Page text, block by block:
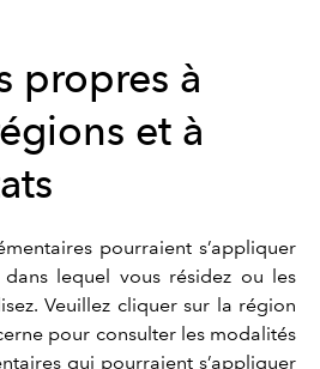
propres à
et à
pourraient s’appliquer
lequel vous résidez ou les
Veuillez cliquer sur la région
pour consulter les modalités
qui pourraient s’appliquer